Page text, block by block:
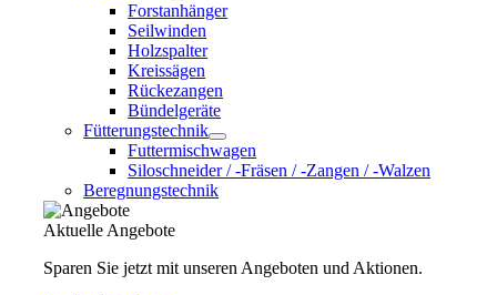
Forstanhänger
Seilwinden
Holzspalter
Kreissägen
Rückezangen
Bündelgeräte
Fütterungstechnik
Futtermischwagen
Siloschneider / -Fräsen / -Zangen / -Walzen
Beregnungstechnik
Aktuelle Angebote
Sparen Sie jetzt mit unseren Angeboten und Aktionen.